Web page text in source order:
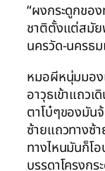
“ผงกระดูกขอ
ชาติตั้งแต่สมัย
นครวัด-นครธม
หมอผีหนุ่มมอง
อาวุธเข้าแถวเ
ตาโบ๋ๆของมัน
ซ้ายแถวทางซ้า
ทางไหนมันก็โ
บรรดาโครงก